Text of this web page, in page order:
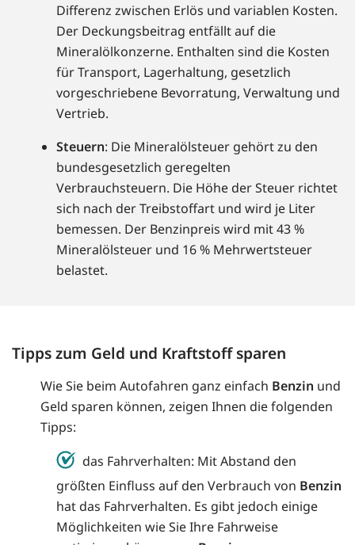
Differenz zwischen Erlös und variablen Kosten.
Der Deckungsbeitrag entfällt auf die
Mineralölkonzerne. Enthalten sind die Kosten
für Transport, Lagerhaltung, gesetzlich
vorgeschriebene Bevorratung, Verwaltung und
Vertrieb.
Steuern: Die Mineralölsteuer gehört zu den
bundesgesetzlich geregelten
Verbrauchsteuern. Die Höhe der Steuer richtet
sich nach der Treibstoffart und wird je Liter
bemessen. Der Benzinpreis wird mit 43 %
Mineralölsteuer und 16 % Mehrwertsteuer
belastet.
Tipps zum Geld und Kraftstoff sparen
Wie Sie beim Autofahren ganz einfach Benzin und
Geld sparen können, zeigen Ihnen die folgenden
Tipps:
das Fahrverhalten: Mit Abstand den
größten Einfluss auf den Verbrauch von Benzin
hat das Fahrverhalten. Es gibt jedoch einige
Möglichkeiten wie Sie Ihre Fahrweise